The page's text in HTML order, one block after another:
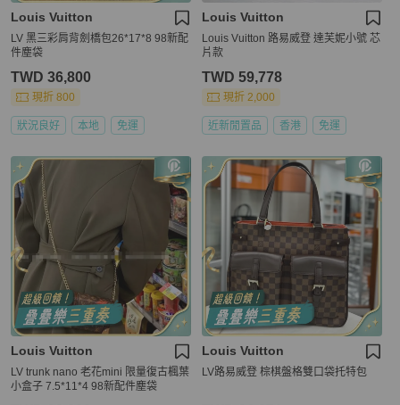
Louis Vuitton
LV 黑三彩肩背劍橋包26*17*8 98新配
件塵袋
TWD 36,800
現折 800
狀況良好 本地 免運
Louis Vuitton
Louis Vuitton 路易威登 達芙妮小號 芯
片款
TWD 59,778
現折 2,000
近新閒置品 香港 免運
Louis Vuitton
LV trunk nano 老花mini 限量復古楓葉
小盒子 7.5*11*4 98新配件塵袋
Louis Vuitton
LV路易威登 棕棋盤格雙口袋托特包